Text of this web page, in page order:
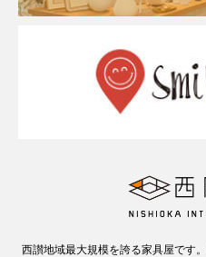
西讃地域最大規模を誇る家具屋です